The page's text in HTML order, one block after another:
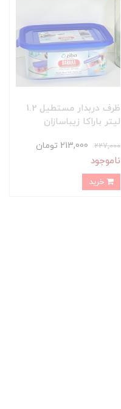
ظرف دربدار مستطیل 1.2
لیتر باراکا زیباسازان
227,000 213,000 تومان
ناموجود